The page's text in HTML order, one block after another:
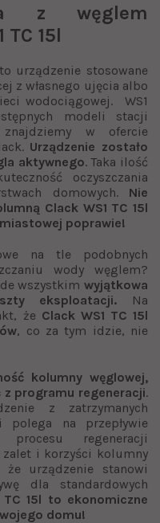
z węglem
15l
urządzenie stosowane
z własnego ujęcia albo
wodociągowej. WS1
modeli stacji
w ofercie
Urządzenie zostało
aktywnego. Taka ilość
oczyszczania
domowych. Nie
Clack WS1 TC 15l
poprawie!
na tle podobnych
wody węglem?
wszystkim wyjątkowa
eksploatacji. Na
że Clack WS1 TC 15l
, co za tym idzie, nie
kolumny węglowej,
programu regeneracji.
z zatrzymanych
na przepływie
procesu regeneracji
zalet i korzyści kolumny
urządzenie stanowi
dla standardowych
TC 15l to ekonomiczne
domu!